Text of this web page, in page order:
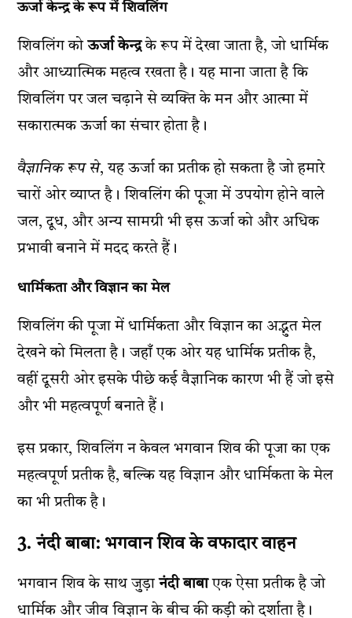
ऊर्जा केन्द्र के रूप में शिवलिंग
शिवलिंग कोऊर्जा केन्द्रके रूप में देखा जाता है, जो धार्मिक
और आध्यात्मिक महत्व रखता है। यह माना जाता है कि
शिवलिंग पर जल चढ़ाने से व्यक्ति के मन और आत्मा में
सकारात्मक ऊर्जा का संचार होता है।
वैज्ञानिक रूप से, यह ऊर्जा का प्रतीक हो सकता है जो हमारे
चारों ओर व्याप्त है। शिवलिंग की पूजा में उपयोग होने वाले
जल, दूध, और अन्य सामग्री भी इस ऊर्जा को और अधिक
प्रभावी बनाने में मदद करते हैं।
धार्मिकता और विज्ञान का मेल
शिवलिंग की पूजा में धार्मिकता और विज्ञान का अद्भुत मेल
देखने को मिलता है। जहाँ एक ओर यह धार्मिक प्रतीक है,
वहीं दूसरी ओर इसके पीछे कई वैज्ञानिक कारण भी हैं जो इसे
और भी महत्वपूर्ण बनाते हैं।
इस प्रकार, शिवलिंग न केवल भगवान शिव की पूजा का एक
महत्वपूर्ण प्रतीक है, बल्कि यह विज्ञान और धार्मिकता के मेल
का भी प्रतीक है।
3. नंदी बाबा: भगवान शिव के वफादार वाहन
भगवान शिव के साथ जुड़ानंदी बाबाएक ऐसा प्रतीक है जो
धार्मिक और जीव विज्ञान के बीच की कड़ी को दर्शाता है।